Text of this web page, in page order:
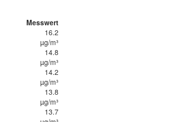
Messwert
16.2
µg/m³
14.8
µg/m³
14.2
µg/m³
13.8
µg/m³
13.7